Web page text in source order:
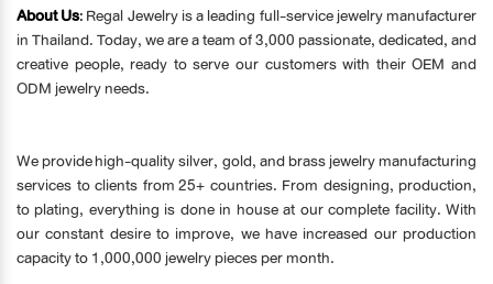
About Us:Regal Jewelry is a leading full-service jewelry manufacturer
in Thailand. Today, we are a team of 3,000 passionate, dedicated, and
creative people, ready to serve our customers with their OEM and
ODM jewelry needs.
​We provide high-quality silver, gold, and brass jewelry manufacturing
services to clients from 25+ countries. From designing, production,
to plating, everything is done in house at our complete facility. With
our constant desire to improve, we have increased our production
capacity to 1,000,000 jewelry pieces per month.